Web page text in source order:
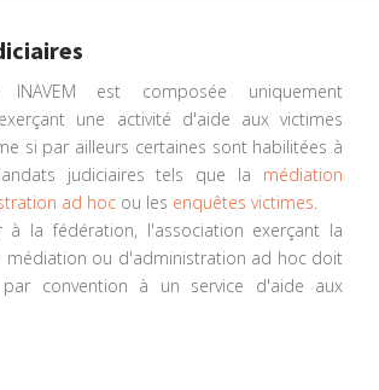
est composée uniquement
une activité d'aide aux victimes
si par ailleurs certaines sont habilitées à
judiciaires tels que la médiation
ad hoc ou les enquêtes victimes.
à la fédération, l'association exerçant la
médiation ou d'administration ad hoc doit
convention à un service d'aide aux